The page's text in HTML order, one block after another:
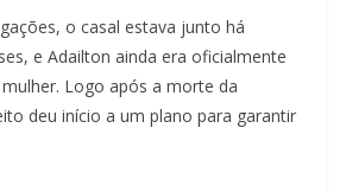
o casal estava junto há
e Adailton ainda era oficialmente
Logo após a morte da
deu início a um plano para garantir